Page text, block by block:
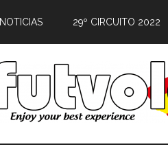
NOTICIAS 29º CIRCUITO 2022